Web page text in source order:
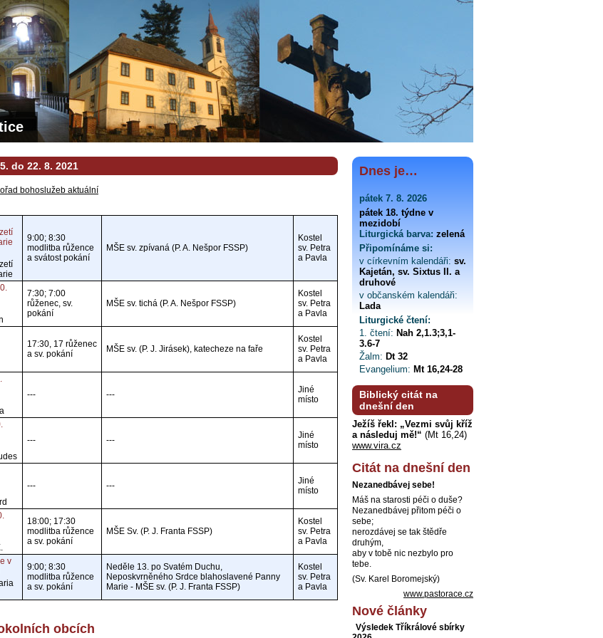
do 22. 8. 2021
bohoslužeb aktuální
9:00; 8:30
modlitba růžence
a svátost pokání
MŠE sv. zpívaná (P. A. Nešpor FSSP)
Kostel
sv. Petra
a Pavla
7:30; 7:00
růženec, sv.
pokání
MŠE sv. tichá (P. A. Nešpor FSSP)
Kostel
sv. Petra
a Pavla
17:30, 17 růženec
a sv. pokání
MŠE sv. (P. J. Jirásek), katecheze na faře
Kostel
sv. Petra
a Pavla
--- ---
Jiné
místo
--- ---
Jiné
místo
--- ---
Jiné
místo
18:00; 17:30
modlitba růžence
a sv. pokání
MŠE Sv. (P. J. Franta FSSP)
Kostel
sv. Petra
a Pavla
v
9:00; 8:30
modlitba růžence
a sv. pokání
Neděle 13. po Svatém Duchu,
Neposkvrněného Srdce blahoslavené Panny
Marie - MŠE sv. (P. J. Franta FSSP)
Kostel
sv. Petra
a Pavla
obcích
Dnes je…
pátek 7. 8. 2026
pátek 18. týdne v
mezidobí
Liturgická barva: zelená
Připomínáme si:
v církevním kalendáři: sv.
Kajetán, sv. Sixtus II. a
druhové
v občanském kalendáři:
Lada
Liturgické čtení:
1. čtení: Nah 2,1.3;3,1-
3.6-7
Žalm: Dt 32
Evangelium: Mt 16,24-28
Biblický citát na
dnešní den
Ježíš řekl: „Vezmi svůj kříž
a následuj mě!“ (Mt 16,24)
www.vira.cz
Citát na dnešní den
Nezanedbávej sebe!
Máš na starosti péči o duše?
Nezanedbávej přitom péči o
sebe;
nerozdávej se tak štědře
druhým,
aby v tobě nic nezbylo pro
tebe.
(Sv. Karel Boromejský)
www.pastorace.cz
Nové články
Výsledek Tříkrálové sbírky